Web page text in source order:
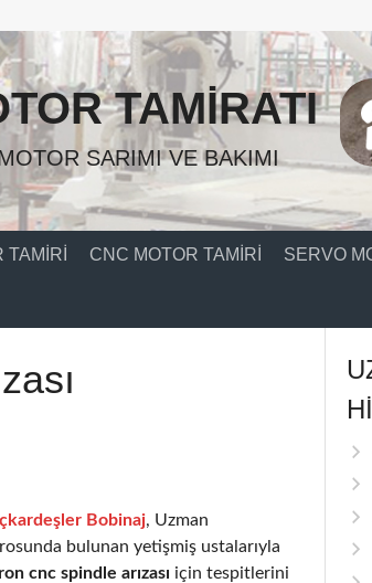
TAMIRATI
SARIMI VE BAKIMI
TAMIRI CNC MOTOR TAMIRI SERVO
Bobinaj, Uzman
bulunan yetişmiş ustalarıyla
cnc spindle arızası için tespitlerini